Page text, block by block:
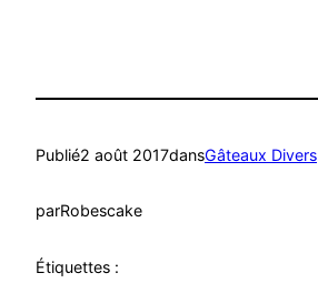
Publié2 août 2017dansGâteaux Divers
parRobescake
Étiquettes :